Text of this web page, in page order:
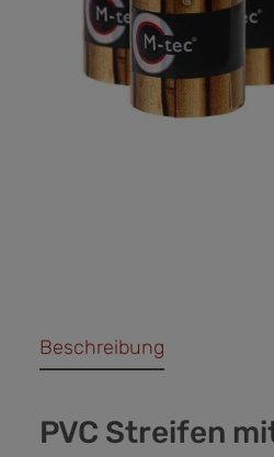
Beschreibung
PVC Streifen